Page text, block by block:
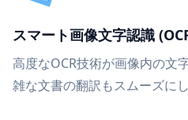
スマート画像文字認識
高度なOCR技術が画像内の文
雑な文書の翻訳もスムーズにし